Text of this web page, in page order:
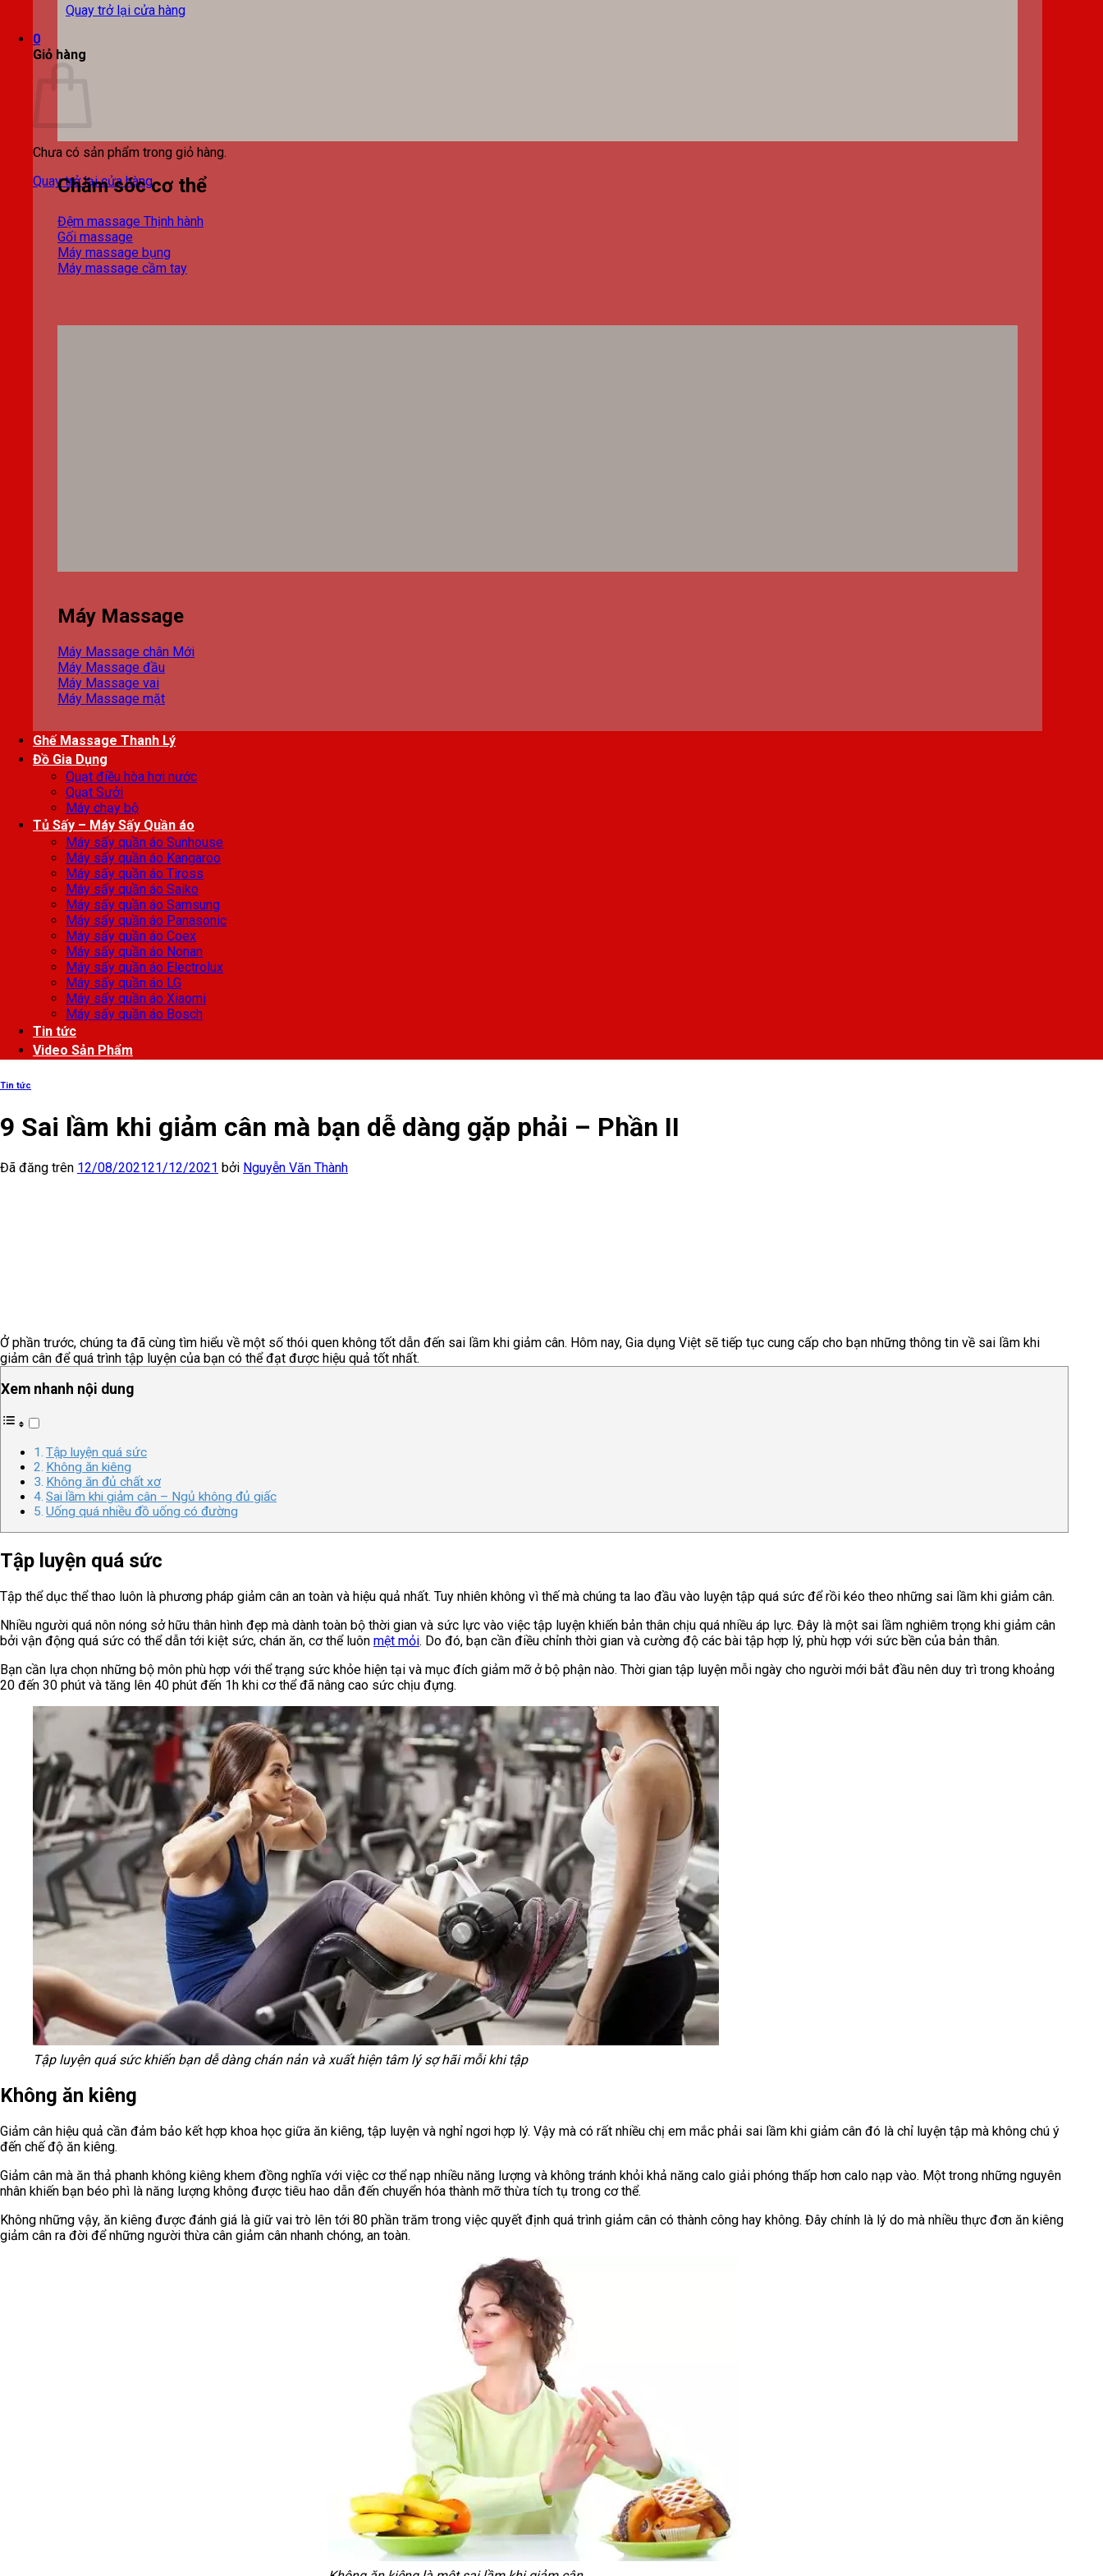
Quay trở lại cửa hàng
0
Giỏ hàng
Chưa có sản phẩm trong giỏ hàng.
Quay trở lại cửa hàng
Chăm sóc cơ thể
Đệm massage
Gối massage
Máy massage bụng
Máy massage cầm tay
Máy Massage
Máy Massage chân
Máy Massage đầu
Máy Massage vai
Máy Massage mặt
Ghế Massage Thanh Lý
Đồ Gia Dụng
Quạt điều hòa hơi nước
Quạt Sưởi
Máy chạy bộ
Tủ Sấy – Máy Sấy Quần áo
Máy sấy quần áo Sunhouse
Máy sấy quần áo Kangaroo
Máy sấy quần áo Tiross
Máy sấy quần áo Saiko
Máy sấy quần áo Samsung
Máy sấy quần áo Panasonic
Máy sấy quần áo Coex
Máy sấy quần áo Nonan
Máy sấy quần áo Electrolux
Máy sấy quần áo LG
Máy sấy quần áo Xiaomi
Máy sấy quần áo Bosch
Tin tức
Video Sản Phẩm
Tin tức
9 Sai lầm khi giảm cân mà bạn dễ dàng gặp phải – Phần II
Đã đăng trên 12/08/202121/12/2021 bởi Nguyễn Văn Thành
Ở phần trước, chúng ta đã cùng tìm hiểu về một số thói quen không tốt dẫn đến sai lầm khi giảm cân. Hôm nay, Gia dụng Việt sẽ tiếp tục cung cấp cho bạn những thông tin về sai lầm khi
giảm cân để quá trình tập luyện của bạn có thể đạt được hiệu quả tốt nhất.
Xem nhanh nội dung
Tập luyện quá sức
Không ăn kiêng
Không ăn đủ chất xơ
Sai lầm khi giảm cân – Ngủ không đủ giấc
Uống quá nhiều đồ uống có đường
Tập luyện quá sức
Tập thể dục thể thao luôn là phương pháp giảm cân an toàn và hiệu quả nhất. Tuy nhiên không vì thế mà chúng ta lao đầu vào luyện tập quá sức để rồi kéo theo những sai lầm khi giảm cân.
Nhiều người quá nôn nóng sở hữu thân hình đẹp mà dành toàn bộ thời gian và sức lực vào việc tập luyện khiến bản thân chịu quá nhiều áp lực. Đây là một sai lầm nghiêm trọng khi giảm cân
bởi vận động quá sức có thể dẫn tới kiệt sức, chán ăn, cơ thể luôn mệt mỏi. Do đó, bạn cần điều chỉnh thời gian và cường độ các bài tập hợp lý, phù hợp với sức bền của bản thân.
Bạn cần lựa chọn những bộ môn phù hợp với thể trạng sức khỏe hiện tại và mục đích giảm mỡ ở bộ phận nào. Thời gian tập luyện mỗi ngày cho người mới bắt đầu nên duy trì trong khoảng
20 đến 30 phút và tăng lên 40 phút đến 1h khi cơ thể đã nâng cao sức chịu đựng.
Tập luyện quá sức khiến bạn dễ dàng chán nản và xuất hiện tâm lý sợ hãi mỗi khi tập
Không ăn kiêng
Giảm cân hiệu quả cần đảm bảo kết hợp khoa học giữa ăn kiêng, tập luyện và nghỉ ngơi hợp lý. Vậy mà có rất nhiều chị em mắc phải sai lầm khi giảm cân đó là chỉ luyện tập mà không chú ý
đến chế độ ăn kiêng.
Giảm cân mà ăn thả phanh không kiêng khem đồng nghĩa với việc cơ thể nạp nhiều năng lượng và không tránh khỏi khả năng calo giải phóng thấp hơn calo nạp vào. Một trong những nguyên
nhân khiến bạn béo phì là năng lượng không được tiêu hao dẫn đến chuyển hóa thành mỡ thừa tích tụ trong cơ thể.
Không những vậy, ăn kiêng được đánh giá là giữ vai trò lên tới 80 phần trăm trong việc quyết định quá trình giảm cân có thành công hay không. Đây chính là lý do mà nhiều thực đơn ăn kiêng
giảm cân ra đời để những người thừa cân giảm cân nhanh chóng, an toàn.